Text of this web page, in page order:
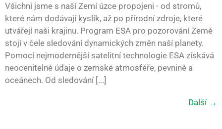
Všichni jsme s naší Zemí úzce propojeni - od stromů,
které nám dodávají kyslík, až po přírodní zdroje, které
utvářejí naši krajinu. Program ESA pro pozorování Země
stojí v čele sledování dynamických změn naší planety.
Pomocí nejmodernější satelitní technologie ESA získává
neocenitelné údaje o zemské atmosféře, pevnině a
oceánech. Od sledování [...]
Další →